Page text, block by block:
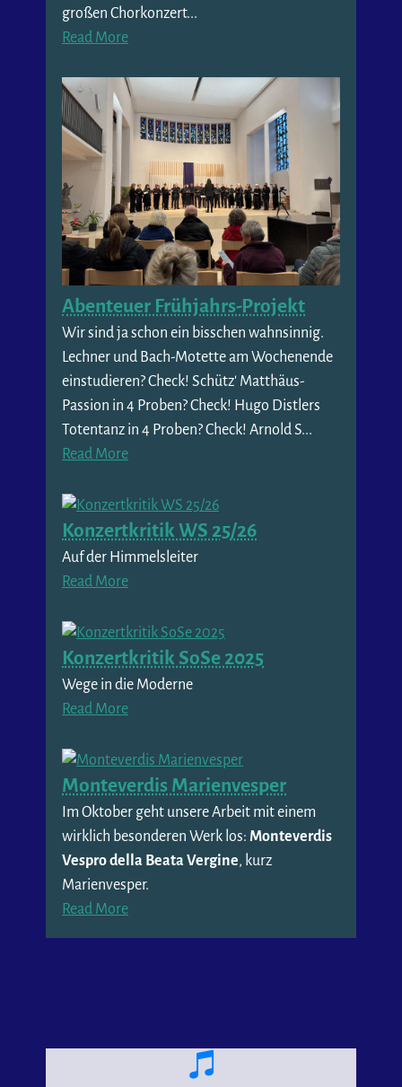
großen Chorkonzert...
Read More
Abenteuer Frühjahrs-Projekt
Wir sind ja schon ein bisschen wahnsinnig.
Lechner und Bach-Motette am Wochenende
einstudieren? Check! Schütz' Matthäus-
Passion in 4 Proben? Check! Hugo Distlers
Totentanz in 4 Proben? Check! Arnold S...
Read More
Konzertkritik WS 25/26
Auf der Himmelsleiter
Read More
Konzertkritik SoSe 2025
Wege in die Moderne
Read More
Monteverdis Marienvesper
Im Oktober geht unsere Arbeit mit einem
wirklich besonderen Werk los: Monteverdis
Vespro della Beata Vergine, kurz
Marienvesper.
Read More